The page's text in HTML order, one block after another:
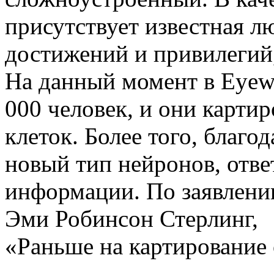
присутствует известная
достижений и
На данный момент в
000 человек, и они
клеток. Более того,
новый тип нейронов,
информации. По
Эми Робинсон Стерлинг,
«Раньше на